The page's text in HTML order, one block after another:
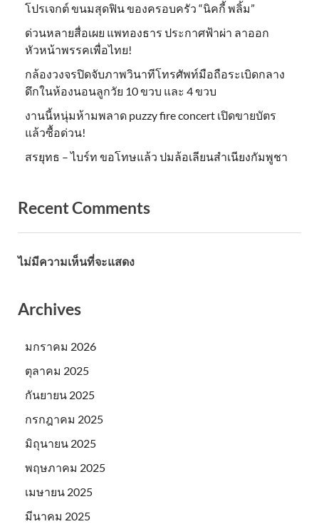
โปรเจกต์ ขนมสุดฟิน ของครอบครัว “นิคกี้ พลิ้ม”
ด่วนหลายสื่อเผย แพทองธาร ประกาศฟ้าผ่า ลาออก
หัวหน้าพรรคเพื่อไทย!
กล้องวงจรปิดจับภาพวินาทีโทรศัพท์มือถือระเบิดกลาง
ดึกในห้องนอนลูกวัย 10 ขวบ และ 4 ขวบ
งานนี้หนุ่มห้ามพลาด puzzy fire concert เปิดขายบัตร
แล้วซื้อด่วน!
สรยุทธ – ไบร์ท ขอโทษแล้ว ปมล้อเลียนสำเนียงกัมพูชา
Recent Comments
ไม่มีความเห็นที่จะแสดง
Archives
มกราคม 2026
ตุลาคม 2025
กันยายน 2025
กรกฎาคม 2025
มิถุนายน 2025
พฤษภาคม 2025
เมษายน 2025
มีนาคม 2025